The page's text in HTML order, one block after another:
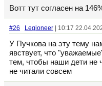
Вотт тут согласен на
#26 Legioneer | 10:17
У Пучкова на эту тему
явствует, что
тем, чтобы наши дети не
не читали совсем